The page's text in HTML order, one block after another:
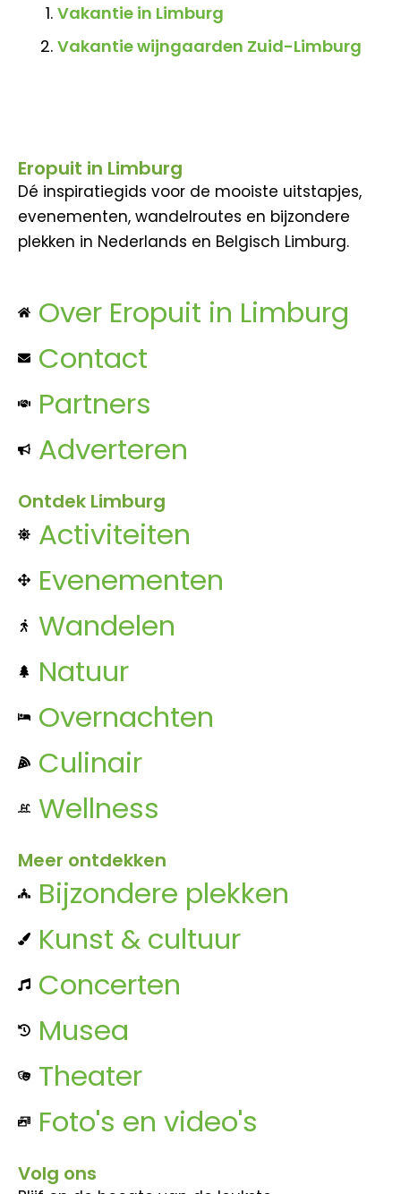
Vakantie in Limburg
Vakantie wijngaarden Zuid-Limburg
Eropuit in Limburg
Dé inspiratiegids voor de mooiste uitstapjes,
evenementen, wandelroutes en bijzondere
plekken in Nederlands en Belgisch Limburg.
Over Eropuit in Limburg
Contact
Partners
Adverteren
Ontdek Limburg
Activiteiten
Evenementen
Wandelen
Natuur
Overnachten
Culinair
Wellness
Meer ontdekken
Bijzondere plekken
Kunst & cultuur
Concerten
Musea
Theater
Foto's en video's
Volg ons